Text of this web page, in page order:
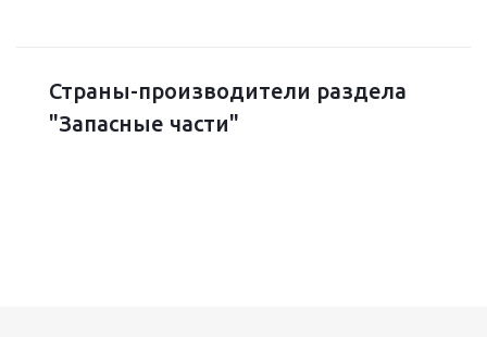
подробнее
Страны-производители раздела
"Запасные части"